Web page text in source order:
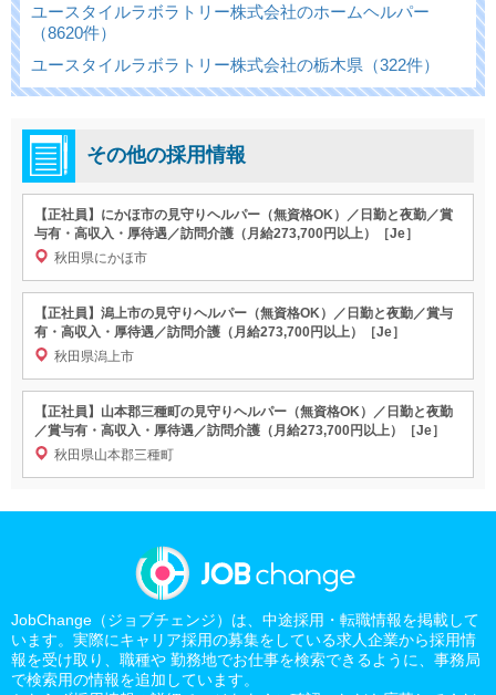
ユースタイルラボラトリー株式会社のホームヘルパー
（8620件）
ユースタイルラボラトリー株式会社の栃木県（322件）
その他の採用情報
【正社員】にかほ市の見守りヘルパー（無資格OK）／日勤と夜勤／賞
与有・高収入・厚待遇／訪問介護（月給273,700円以上）［Je］
秋田県にかほ市
【正社員】潟上市の見守りヘルパー（無資格OK）／日勤と夜勤／賞与
有・高収入・厚待遇／訪問介護（月給273,700円以上）［Je］
秋田県潟上市
【正社員】山本郡三種町の見守りヘルパー（無資格OK）／日勤と夜勤
／賞与有・高収入・厚待遇／訪問介護（月給273,700円以上）［Je］
秋田県山本郡三種町
JobChange（ジョブチェンジ）は、中途採用・転職情報を掲載して
います。実際にキャリア採用の募集をしている求人企業から採用情
報を受け取り、職種や 勤務地でお仕事を検索できるように、事務局
で検索用の情報を追加しています。